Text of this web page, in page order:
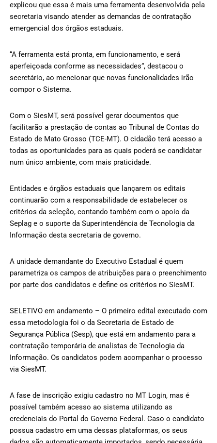
explicou que essa é mais uma ferramenta desenvolvida pela
secretaria visando atender as demandas de contratação
emergencial dos órgãos estaduais.
“A ferramenta está pronta, em funcionamento, e será
aperfeiçoada conforme as necessidades”, destacou o
secretário, ao mencionar que novas funcionalidades irão
compor o Sistema.
Com o SiesMT, será possível gerar documentos que
facilitarão a prestação de contas ao Tribunal de Contas do
Estado de Mato Grosso (TCE-MT). O cidadão terá acesso a
todas as oportunidades para as quais poderá se candidatar
num único ambiente, com mais praticidade.
Entidades e órgãos estaduais que lançarem os editais
continuarão com a responsabilidade de estabelecer os
critérios da seleção, contando também com o apoio da
Seplag e o suporte da Superintendência de Tecnologia da
Informação desta secretaria de governo.
A unidade demandante do Executivo Estadual é quem
parametriza os campos de atribuições para o preenchimento
por parte dos candidatos e define os critérios no SiesMT.
SELETIVO em andamento – O primeiro edital executado com
essa metodologia foi o da Secretaria de Estado de
Segurança Pública (Sesp), que está em andamento para a
contratação temporária de analistas de Tecnologia da
Informação. Os candidatos podem acompanhar o processo
via SiesMT.
A fase de inscrição exigiu cadastro no MT Login, mas é
possível também acesso ao sistema utilizando as
credenciais do Portal do Governo Federal. Caso o candidato
possua cadastro em uma dessas plataformas, os seus